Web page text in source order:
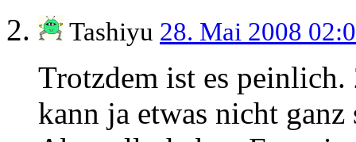
Tashiyu 28. Mai 2008
Trotzdem ist es
kann ja etwas nicht